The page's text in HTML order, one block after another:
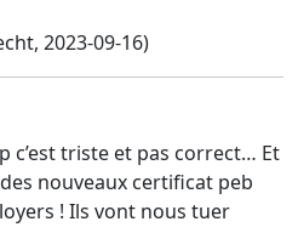
2023-09-16)
c’est triste et pas correct… Et
nouveaux certificat peb
! Ils vont nous tuer